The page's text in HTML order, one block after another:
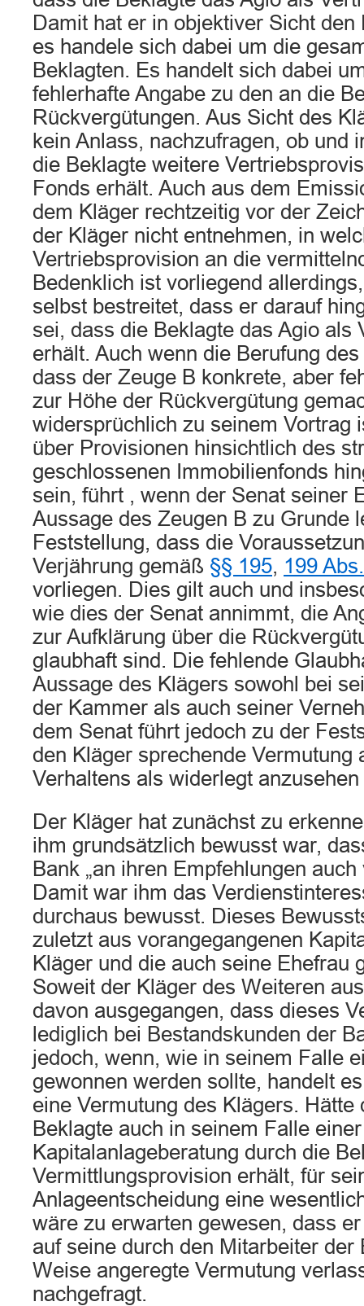
Damit hat er in objektiver Sicht
es handele sich dabei um die
Beklagten. Es handelt sich dabei
fehlerhafte Angabe zu den an die
Rückvergütungen. Aus Sicht des
kein Anlass, nachzufragen, ob und
die Beklagte weitere
Fonds erhält. Auch aus dem
dem Kläger rechtzeitig vor der
der Kläger nicht entnehmen, in
Vertriebsprovision an die
Bedenklich ist vorliegend
selbst bestreitet, dass er darauf
sei, dass die Beklagte das Agio als
erhält. Auch wenn die Berufung
dass der Zeuge B konkrete, aber
zur Höhe der Rückvergütung
widersprüchlich zu seinem Vortrag
über Provisionen hinsichtlich des
geschlossenen Immobilienfonds
sein, führt , wenn der Senat seiner
Aussage des Zeugen B zu Grunde
Feststellung, dass die
Verjährung gemäß §§ 195, 199
vorliegen. Dies gilt auch und
wie dies der Senat annimmt, die
zur Aufklärung über die
glaubhaft sind. Die fehlende
Aussage des Klägers sowohl bei
der Kammer als auch seiner
dem Senat führt jedoch zu der
den Kläger sprechende Vermutung
Verhaltens als widerlegt anzusehen
Der Kläger hat zunächst zu
ihm grundsätzlich bewusst war,
Bank „an ihren Empfehlungen
Damit war ihm das
durchaus bewusst. Dieses
zuletzt aus vorangegangenen
Kläger und die auch seine Ehefrau
Soweit der Kläger des Weiteren
davon ausgegangen, dass dieses
lediglich bei Bestandskunden der
jedoch, wenn, wie in seinem Falle
gewonnen werden sollte, handelt
eine Vermutung des Klägers. Hätte
Beklagte auch in seinem Falle
Kapitalanlageberatung durch die
Vermittlungsprovision erhält, für
Anlageentscheidung eine
wäre zu erwarten gewesen, dass
auf seine durch den Mitarbeiter der
Weise angeregte Vermutung
nachgefragt.